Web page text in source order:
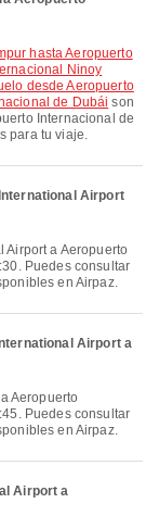
Ninoy
desde Aeropuerto
de Dubái son
Internacional de
para tu viaje.
Airport
Puedes consultar
en Airpaz.
Airport a
Puedes consultar
en Airpaz.
Airport a